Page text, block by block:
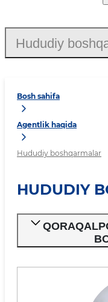
Bosh sahifa
Agentlik haqida
Hududiy boshqarmalar
HUDUDIY
Hududiy